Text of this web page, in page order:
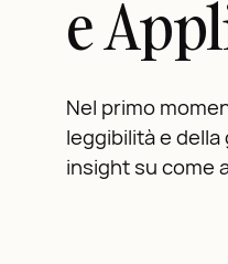
e
Nel primo
leggibilità e
insight su come